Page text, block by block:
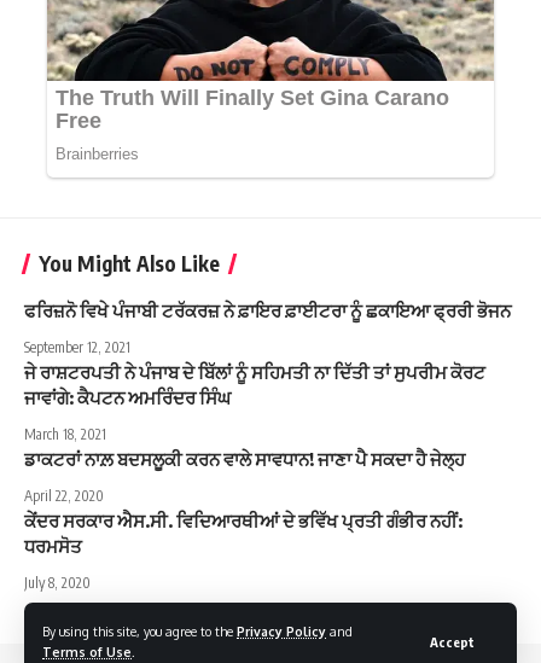
By using this site, you agree to the Privacy Policy and
Terms of Use
Accept
You Might Also Like
ਫਰਿਜ਼ਨੋ ਵਿਖੇ ਪੰਜਾਬੀ ਟਰੱਕਰਜ਼ ਨੇ ਫ਼ਾਇਰ ਫ਼ਾਈਟਰਾ ਨੂੰ ਛਕਾਇਆ ਫ੍ਰਰੀ ਭੋਜਨ
September 12, 2021
ਜੇ ਰਾਸ਼ਟਰਪਤੀ ਨੇ ਪੰਜਾਬ ਦੇ ਬਿੱਲਾਂ ਨੂੰ ਸਹਿਮਤੀ ਨਾ ਦਿੱਤੀ ਤਾਂ ਸੁਪਰੀਮ ਕੋਰਟ
ਜਾਵਾਂਗੇ: ਕੈਪਟਨ ਅਮਰਿੰਦਰ ਸਿੰਘ
March 18, 2021
ਡਾਕਟਰਾਂ ਨਾਲ਼ ਬਦਸਲੂਕੀ ਕਰਨ ਵਾਲੇ ਸਾਵਧਾਨ! ਜਾਣਾ ਪੈ ਸਕਦਾ ਹੈ ਜੇਲ੍ਹ
April 22, 2020
ਕੇਂਦਰ ਸਰਕਾਰ ਐਸ.ਸੀ. ਵਿਦਿਆਰਥੀਆਂ ਦੇ ਭਵਿੱਖ ਪ੍ਰਤੀ ਗੰਭੀਰ ਨਹੀਂ:
ਧਰਮਸੋਤ
July 8, 2020